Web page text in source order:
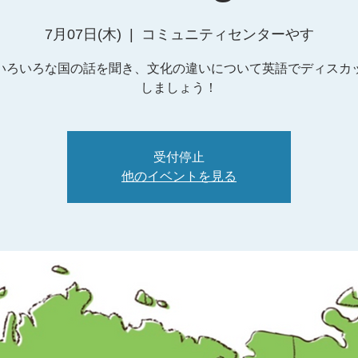
7月07日(木) コミュニティセンターやす
ろいろな国の話を聞き、文化の違いについて英語でディスカ
しましょう！
受付停止
他のイベントを見る